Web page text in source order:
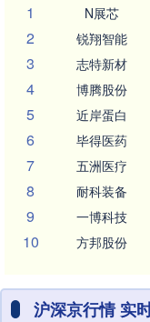
1
N展芯
2 锐翔智能
3 志特新材
4 博腾股份
5 近岸蛋白
6 毕得医药
7 五洲医疗
8 耐科装备
9 一博科技
10 方邦股份
沪深京行情 实